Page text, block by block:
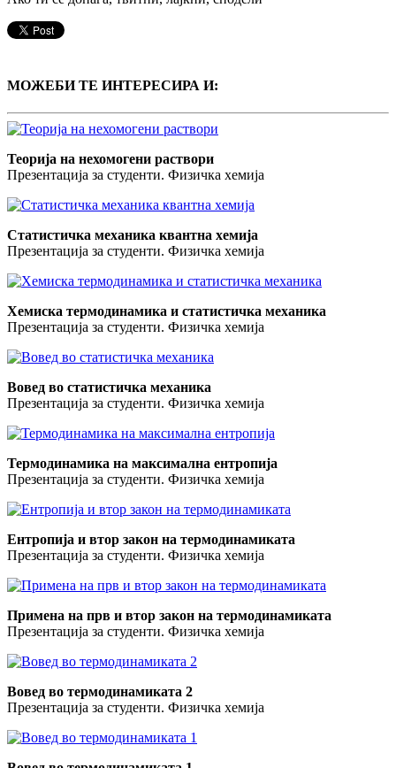
МОЖЕБИ ТЕ ИНТЕРЕСИРА И:
Теорија на нехомогени раствори
Презентација за студенти. Физичка хемија
Статистичка механика квантна хемија
Презентација за студенти. Физичка хемија
Хемиска термодинамика и статистичка механика
Презентација за студенти. Физичка хемија
Вовед во статистичка механика
Презентација за студенти. Физичка хемија
Термодинамика на максимална ентропија
Презентација за студенти. Физичка хемија
Ентропија и втор закон на термодинамиката
Презентација за студенти. Физичка хемија
Примена на прв и втор закон на термодинамиката
Презентација за студенти. Физичка хемија
Вовед во термодинамиката 2
Презентација за студенти. Физичка хемија